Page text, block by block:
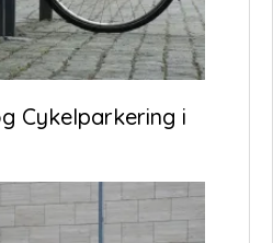
Cykelparkering i